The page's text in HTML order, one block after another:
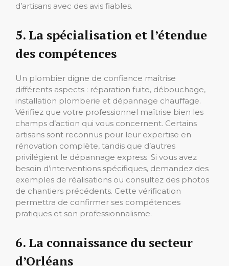
d’artisans avec des avis fiables.
5. La spécialisation et l’étendue
des compétences
Un plombier digne de confiance maîtrise
différents aspects : réparation fuite, débouchage,
installation plomberie et dépannage chauffage.
Vérifiez que votre professionnel maîtrise bien les
champs d’action qui vous concernent. Certains
artisans sont reconnus pour leur expertise en
rénovation complète, tandis que d’autres
privilégient le dépannage express. Si vous avez
besoin d’interventions spécifiques, demandez des
exemples de réalisations ou consultez des photos
de chantiers précédents. Cette vérification
permettra de confirmer ses compétences
pratiques et son professionnalisme.
6. La connaissance du secteur
d’Orléans